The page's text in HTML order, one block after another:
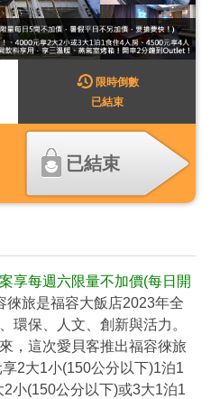
已結束
限時倒數
已結束
享每週六限量不加價(每日開
徠旅是福容大飯店2023年全
環保、人文、創新與活力。
，這次愛貝客推出福容徠旅
2大1小(150公分以下)1泊1
小(150公分以下)或3大1泊1